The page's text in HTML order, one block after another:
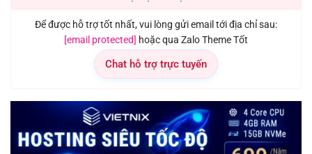
Để được hỗ trợ tốt nhất, vui lòng gửi email tới địa chỉ sau:
[email protected] hoặc qua Zalo Theme Tốt
Chat hỗ trợ trực tuyến